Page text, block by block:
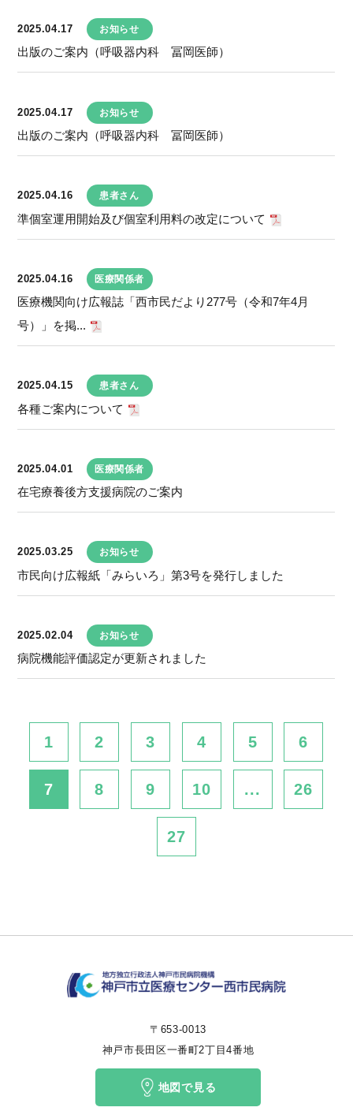
2025.04.17 お知らせ
出版のご案内（呼吸器内科 冨岡医師）
2025.04.17 お知らせ
出版のご案内（呼吸器内科 冨岡医師）
2025.04.16 患者さん
準個室運用開始及び個室利用料の改定について
2025.04.16 医療関係者
医療機関向け広報誌「西市民だより277号（令和7年4月
号）」を掲...
2025.04.15 患者さん
各種ご案内について
2025.04.01 医療関係者
在宅療養後方支援病院のご案内
2025.03.25 お知らせ
市民向け広報紙「みらいろ」第3号を発行しました
2025.02.04 お知らせ
病院機能評価認定が更新されました
1 2 3 4 5 6
7 8 9 10 ... 26
27
〒653-0013
神戸市長田区一番町2丁目4番地
地図で見る